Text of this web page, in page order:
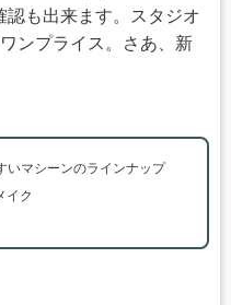
認も出来ます。スタジオ
ンプライス。さあ、新
いマシーンのラインナップ
イク